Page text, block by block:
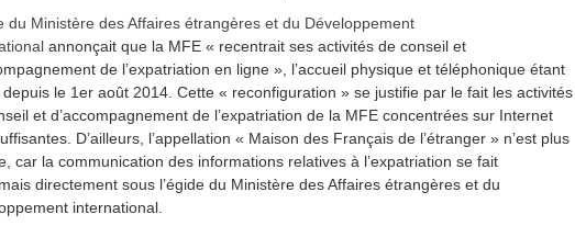
du Ministère des Affaires étrangères et du Développement
annonçait que la MFE « recentrait ses activités de conseil et
de l’expatriation en ligne », l’accueil physique et téléphonique étant
le 1er août 2014. Cette « reconfiguration » se justifie par le fait les activités
et d’accompagnement de l’expatriation de la MFE concentrées sur Internet
D’ailleurs, l’appellation « Maison des Français de l’étranger » n’est plus
car la communication des informations relatives à l’expatriation se fait
directement sous l’égide du Ministère des Affaires étrangères et du
international.